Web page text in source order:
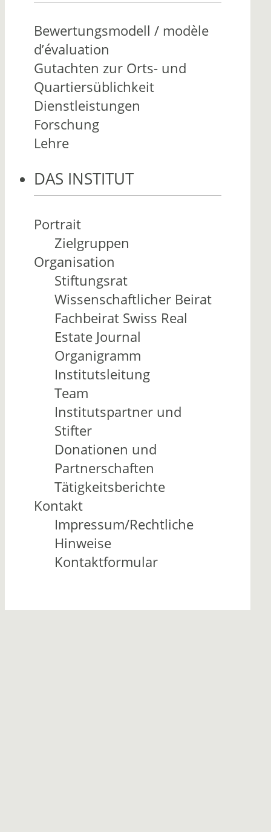
Bewertungsmodell / modèle
d’évaluation
Gutachten zur Orts- und
Quartiersüblichkeit
Dienstleistungen
Forschung
Lehre
DAS INSTITUT
Portrait
Zielgruppen
Organisation
Stiftungsrat
Wissenschaftlicher Beirat
Fachbeirat Swiss Real
Estate Journal
Organigramm
Institutsleitung
Team
Institutspartner und
Stifter
Donationen und
Partnerschaften
Tätigkeitsberichte
Kontakt
Impressum/Rechtliche
Hinweise
Kontaktformular